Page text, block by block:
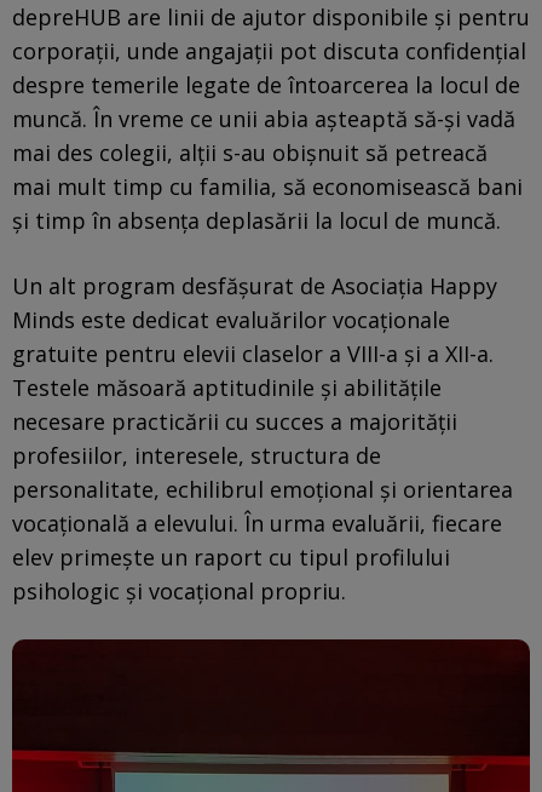
depreHUB are linii de ajutor disponibile și pentru
corporații, unde angajații pot discuta confidențial
despre temerile legate de întoarcerea la locul de
muncă. În vreme ce unii abia așteaptă să-și vadă
mai des colegii, alții s-au obișnuit să petreacă
mai mult timp cu familia, să economisească bani
și timp în absența deplasării la locul de muncă.
Un alt program desfășurat de Asociația Happy
Minds este dedicat evaluărilor vocaționale
gratuite pentru elevii claselor a VIII-a și a XII-a.
Testele măsoară aptitudinile și abilitățile
necesare practicării cu succes a majorității
profesiilor, interesele, structura de
personalitate, echilibrul emoțional și orientarea
vocațională a elevului. În urma evaluării, fiecare
elev primește un raport cu tipul profilului
psihologic și vocațional propriu.